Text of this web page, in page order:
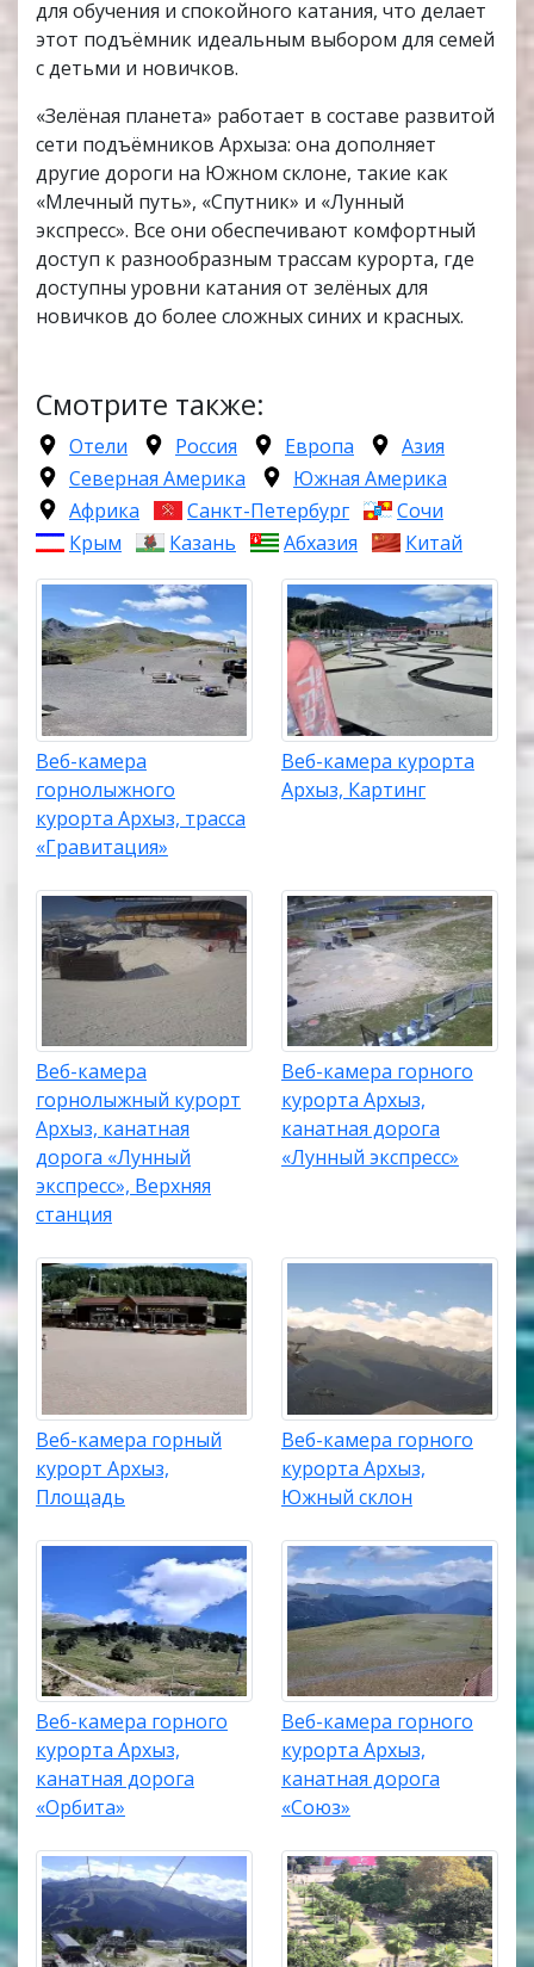
для обучения и спокойного катания, что делает
этот подъёмник идеальным выбором для семей
с детьми и новичков.
«Зелёная планета» работает в составе развитой
сети подъёмников Архыза: она дополняет
другие дороги на Южном склоне, такие как
«Млечный путь», «Спутник» и «Лунный
экспресс». Все они обеспечивают комфортный
доступ к разнообразным трассам курорта, где
доступны уровни катания от зелёных для
новичков до более сложных синих и красных.
Смотрите также:
Отели Россия Европа
Азия
Северная Америка
Южная Америка
Африка
Санкт-Петербург
Сочи
Крым
Казань Абхазия Китай
Веб-камера
горнолыжного
курорта Архыз, трасса
«Гравитация»
Веб-камера курорта
Архыз, Картинг
Веб-камера
горнолыжный курорт
Архыз, канатная
дорога «Лунный
экспресс», Верхняя
станция
Веб-камера горного
курорта Архыз,
канатная дорога
«Лунный экспресс»
Веб-камера горный
курорт Архыз,
Площадь
Веб-камера горного
курорта Архыз,
Южный склон
Веб-камера горного
курорта Архыз,
канатная дорога
«Орбита»
Веб-камера горного
курорта Архыз,
канатная дорога
«Союз»